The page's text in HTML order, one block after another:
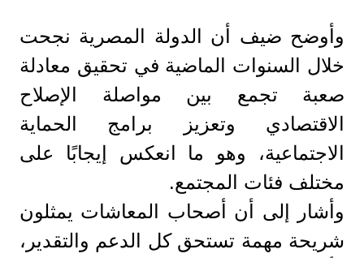
وأوضح ضيف أن الدولة المصرية نجحت
خلال السنوات الماضية في تحقيق معادلة
صعبة تجمع بين مواصلة الإصلاح
الاقتصادي وتعزيز برامج الحماية
الاجتماعية، وهو ما انعكس إيجابًا على
مختلف فئات المجتمع.
وأشار إلى أن أصحاب المعاشات يمثلون
شريحة مهمة تستحق كل الدعم والتقدير،